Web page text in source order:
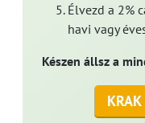
Élvezd a 2%
havi vagy
Készen állsz a